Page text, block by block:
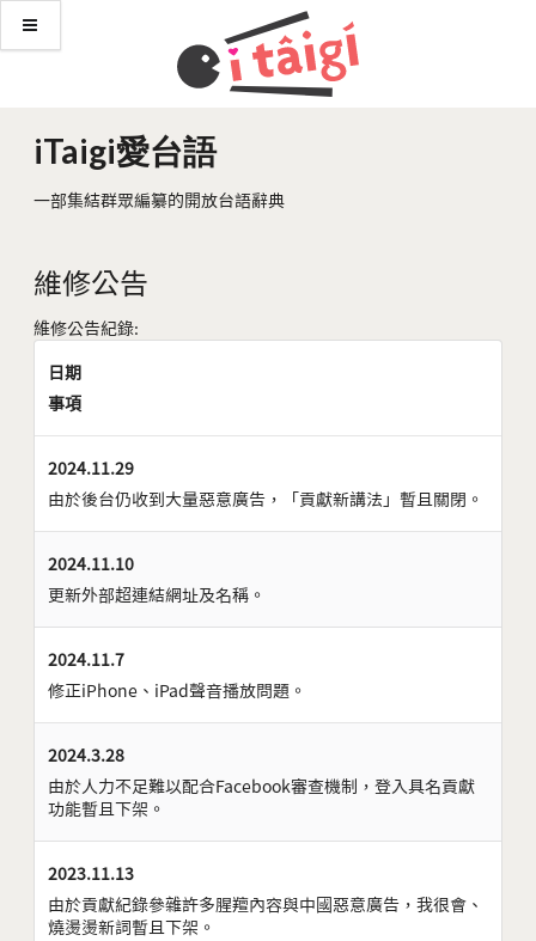
iTaigi愛台語
一部集結群眾編纂的開放台語辭典
維修公告
維修公告紀錄:
日期
事項
2024.11.29
由於後台仍收到大量惡意廣告，「貢獻新講法」暫且關閉。
2024.11.10
更新外部超連結網址及名稱。
2024.11.7
修正iPhone、iPad聲音播放問題。
2024.3.28
由於人力不足難以配合Facebook審查機制，登入具名貢獻
功能暫且下架。
2023.11.13
由於貢獻紀錄參雜許多腥羶內容與中國惡意廣告，我很會、
燒燙燙新詞暫且下架。